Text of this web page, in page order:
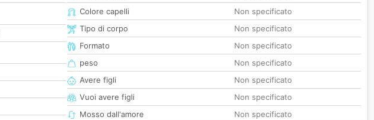
Colore capelli
Non specificato
Tipo di corpo
Non specificato
Formato
Non specificato
peso
Non specificato
Avere figli
Non specificato
Vuoi avere figli
Non specificato
Mosso dall'amore
Non specificato